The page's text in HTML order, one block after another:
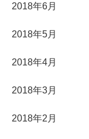
2018年6月
2018年5月
2018年4月
2018年3月
2018年2月